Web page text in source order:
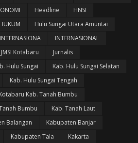
Headline
HNSI
HUKUM
Hulu Sungai Utara Amuntai
INTERNASIONA
INTERNASIONAL
JMSI Kotabaru
Jurnalis
Hulu Sungai
Kab. Hulu Sungai Selatan
Kab. Hulu Sungai Tengah
Kab. Tanah Bumbu
Bumbu
Kab. Tanah Laut
Balangan
Kabupaten Banjar
Kabupaten Tala
Kakarta